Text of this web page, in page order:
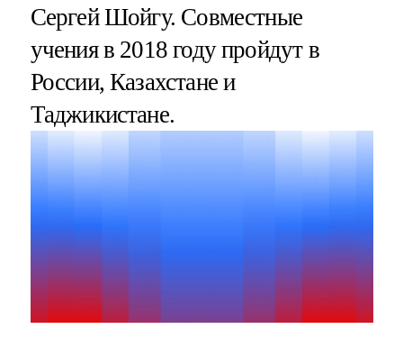
Сергей Шойгу. Совместные
учения в 2018 году пройдут в
России, Казахстане и
Таджикистане.